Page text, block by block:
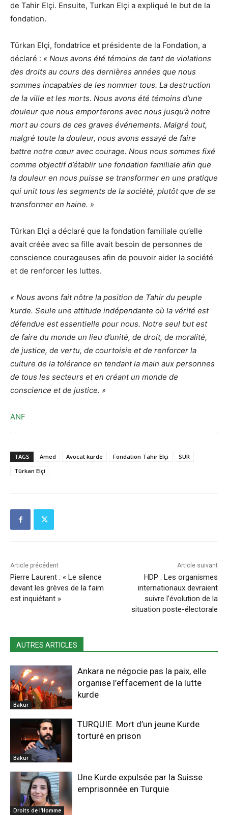
de Tahir Elçi. Ensuite, Turkan Elçi a expliqué le but de la
fondation.
Türkan Elçi, fondatrice et présidente de la Fondation, a
déclaré : « Nous avons été témoins de tant de violations
des droits au cours des dernières années que nous
sommes incapables de les nommer tous. La destruction
de la ville et les morts. Nous avons été témoins d’une
douleur que nous emporterons avec nous jusqu’à notre
mort au cours de ces graves événements. Malgré tout,
malgré toute la douleur, nous avons essayé de faire
battre notre cœur avec courage. Nous nous sommes fixé
comme objectif d’établir une fondation familiale afin que
la douleur en nous puisse se transformer en une pratique
qui unit tous les segments de la société, plutôt que de se
transformer en haine. »
Türkan Elçi a déclaré que la fondation familiale qu’elle
avait créée avec sa fille avait besoin de personnes de
conscience courageuses afin de pouvoir aider la société
et de renforcer les luttes.
« Nous avons fait nôtre la position de Tahir du peuple
kurde. Seule une attitude indépendante où la vérité est
défendue est essentielle pour nous. Notre seul but est
de faire du monde un lieu d’unité, de droit, de moralité,
de justice, de vertu, de courtoisie et de renforcer la
culture de la tolérance en tendant la main aux personnes
de tous les secteurs et en créant un monde de
conscience et de justice. »
ANF
TAGS Amed Avocat kurde Fondation Tahir Elçi
SUR
Türkan Elçi
Article précédent
Pierre Laurent : « Le silence
devant les grèves de la faim
est inquiétant »
Article suivant
HDP : Les organismes
internationaux devraient
suivre l’évolution de la
situation poste-électorale
AUTRES ARTICLES
Bakur
Ankara ne négocie pas la paix, elle
organise l’effacement de la lutte
kurde
Bakur
TURQUIE. Mort d’un jeune Kurde
torturé en prison
Droits de l'Homme
Une Kurde expulsée par la Suisse
emprisonnée en Turquie